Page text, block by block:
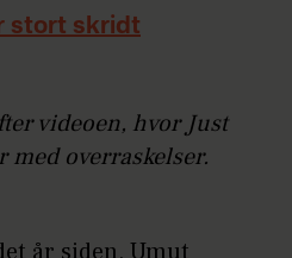
stort skridt
videoen, hvor Just
med overraskelser.